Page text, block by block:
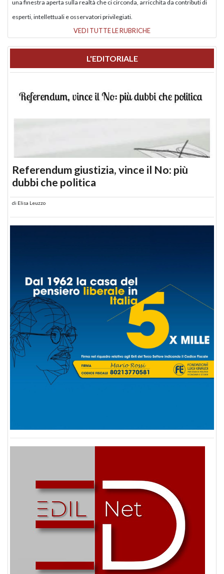
una finestra aperta sulla realtà che ci circonda, arricchita da contributi di
esperti, intellettuali e osservatori privilegiati.
VEDI TUTTE LE RUBRICHE
L'EDITORIALE
Referendum giustizia, vince il No: più
dubbi che politica
di Elisa Leuzzo